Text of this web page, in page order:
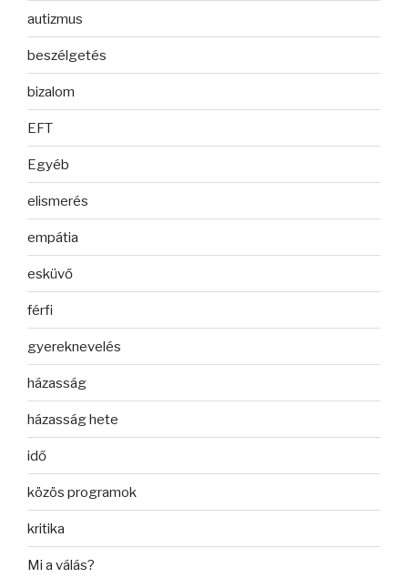
autizmus
beszélgetés
bizalom
EFT
Egyéb
elismerés
empátia
esküvő
férfi
gyereknevelés
házasság
házasság hete
idő
közös programok
kritika
Mi a válás?